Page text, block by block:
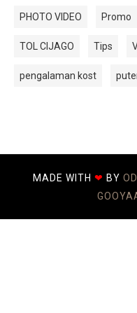
PHOTO VIDEO Promo
TOL CIJAGO Tips
pengalaman kost
MADE WITH ❤ BY